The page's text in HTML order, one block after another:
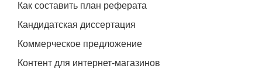
Как составить план реферата
Кандидатская диссертация
Коммерческое предложение
Контент для интернет-магазинов